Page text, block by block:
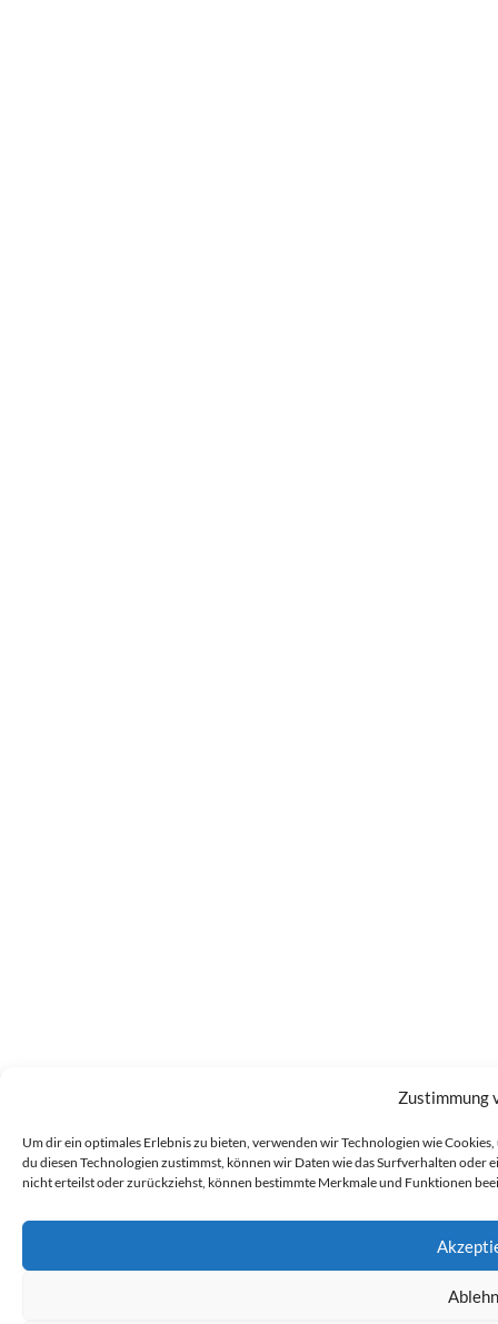
Zustimmung
Um dir ein optimales Erlebnis zu bieten, verwenden wir Technologien wie
du diesen Technologien zustimmst, können wir Daten wie das Surfverhalten
nicht erteilst oder zurückziehst, können bestimmte Merkmale und Funktionen